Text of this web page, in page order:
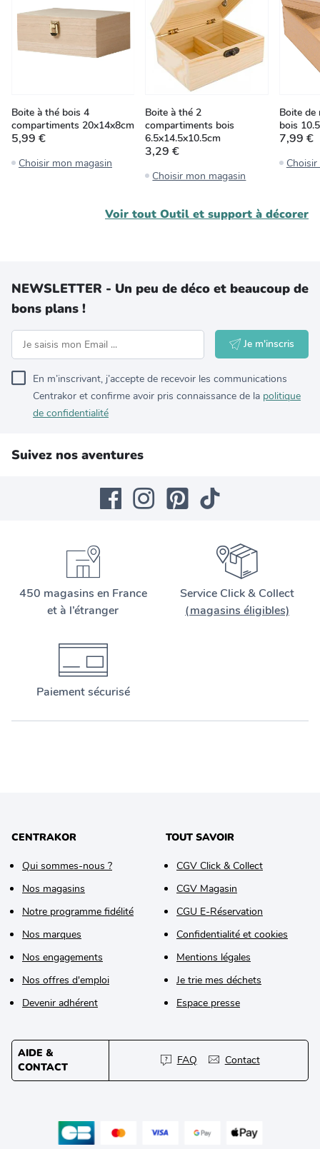
Boite à thé bois 4
compartiments 20x14x8cm
5,99 €
Choisir mon magasin
Boite à thé 2
compartiments bois
6.5x14.5x10.5cm
3,29 €
Choisir mon magasin
Boite de
bois
7,99 €
Voir tout Outil et support à décorer
NEWSLETTER - Un peu de déco et beaucoup de
bons plans !
Je m'inscris
En m’inscrivant, j’accepte de recevoir les communications
Centrakor et confirme avoir pris connaissance de la politique
de confidentialité
Suivez nos aventures
450 magasins en France
et à l’étranger
Service Click & Collect
(magasins éligibles)
Paiement sécurisé
CENTRAKOR
Qui sommes-nous ?
Nos magasins
Notre programme fidélité
Nos marques
Nos engagements
Nos offres d'emploi
Devenir adhérent
TOUT SAVOIR
CGV Click & Collect
CGV Magasin
CGU E-Réservation
Confidentialité et cookies
Mentions légales
Je trie mes déchets
Espace presse
AIDE &
CONTACT
FAQ Contact